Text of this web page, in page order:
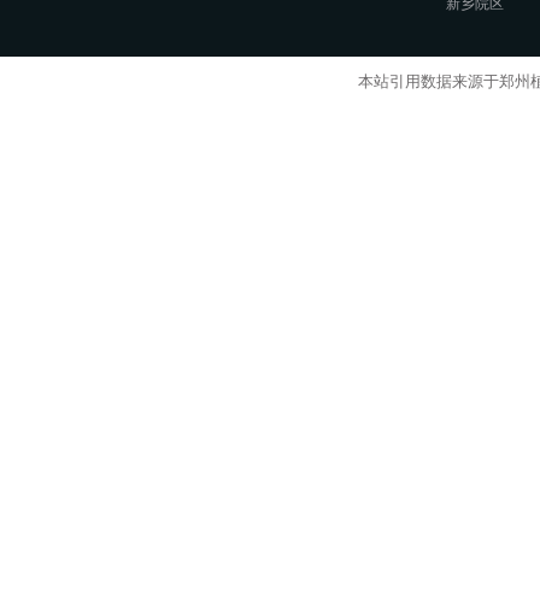
本站引用数据来源于郑州